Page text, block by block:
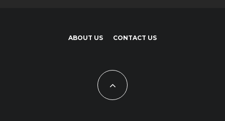
ABOUT US CONTACT US